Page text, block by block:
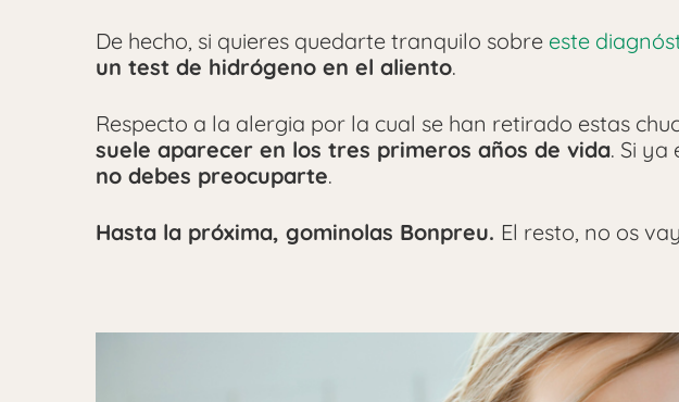
De hecho, si quieres quedarte tranquilo sobre este
un test de hidrógeno en el aliento.
Respecto a la alergia por la cual se han retirado estas
suele aparecer en los tres primeros años de vida. Si ya
no debes preocuparte.
Hasta la próxima, gominolas Bonpreu. El resto, no os